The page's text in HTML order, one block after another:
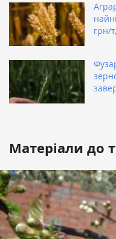
грн/
Матеріали до